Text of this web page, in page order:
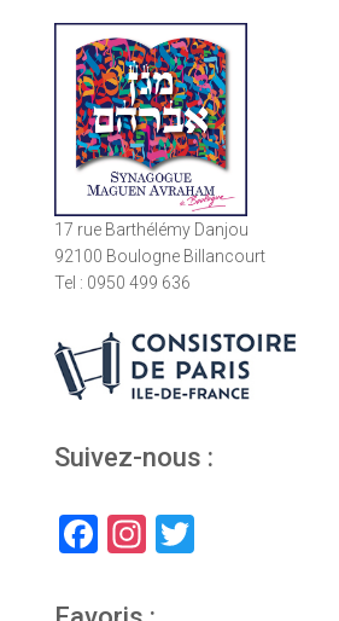
17 rue Barthélémy Danjou
92100 Boulogne Billancourt
Tel : 0950 499 636
Suivez-nous :
F
In